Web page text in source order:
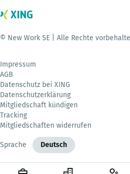
© New Work SE | Alle Rechte
Impressum
AGB
Datenschutz bei XING
Datenschutzerklärung
Mitgliedschaft kündigen
Tracking
Mitgliedschaften widerrufen
Sprache Deutsch